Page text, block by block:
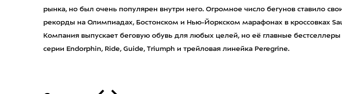
рынка, но был очень популярен внутри него. Огромное число бегунов ставило
рекорды на Олимпиадах, Бостонском и Нью-Йоркском марафонах в кроссовках
Компания выпускает беговую обувь для любых целей, но её главные
серии Endorphin, Ride, Guide, Triumph и трейловая линейка Peregrine.